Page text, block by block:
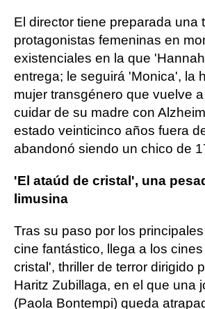
El director tiene preparada una
protagonistas femeninas en
existenciales en la que
entrega; le seguirá 'Monica', la
mujer transgénero que vuelve
cuidar de su madre con
estado veinticinco años fuera
abandonó siendo un chico de
'El ataúd de cristal', una
limusina
Tras su paso por los
cine fantástico, llega a los
cristal', thriller de terror dirigido
Haritz Zubillaga, en el que una
(Paola Bontempi) queda